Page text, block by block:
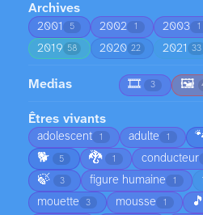
Archives
2001 5 2002 1 2003 1
2019 58 2020 22 2021 33
Medias 🎞️ 3 🖼️
Êtres vivants
adolescent 1 adulte 1
🐕 5 🐉 1 conducteur
🍃 3 figure humaine 1
mouette 3 mousse 1 🎵